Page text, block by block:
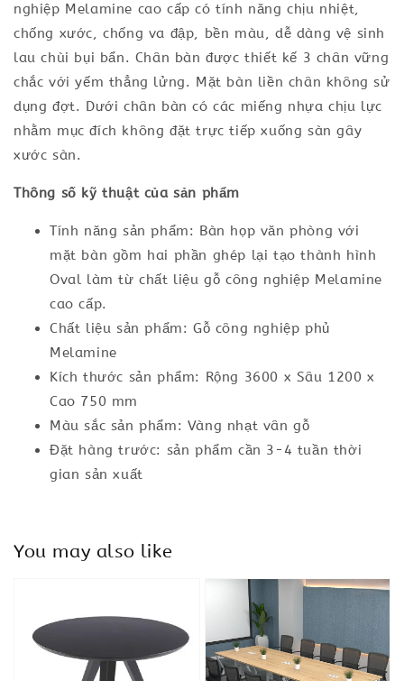
nghiệp Melamine cao cấp có tính năng chịu nhiệt,
chống xước, chống va đập, bền màu, dễ dàng vệ sinh
lau chùi bụi bẩn. Chân bàn được thiết kế 3 chân vững
chắc với yếm thẳng lửng. Mặt bàn liền chân không sử
dụng đợt. Dưới chân bàn có các miếng nhựa chịu lực
nhằm mục đích không đặt trực tiếp xuống sàn gây
xước sàn.
Thông số kỹ thuật của sản phẩm
Tính năng sản phẩm: Bàn họp văn phòng với
mặt bàn gồm hai phần ghép lại tạo thành hình
Oval làm từ chất liệu gỗ công nghiệp Melamine
cao cấp.
Chất liệu sản phẩm: Gỗ công nghiệp phủ
Melamine
Kích thước sản phẩm: Rộng 3600 x Sâu 1200 x
Cao 750 mm
Màu sắc sản phẩm: Vàng nhạt vân gỗ
Đặt hàng trước: sản phẩm cần 3-4 tuần thời
gian sản xuất
You may also like